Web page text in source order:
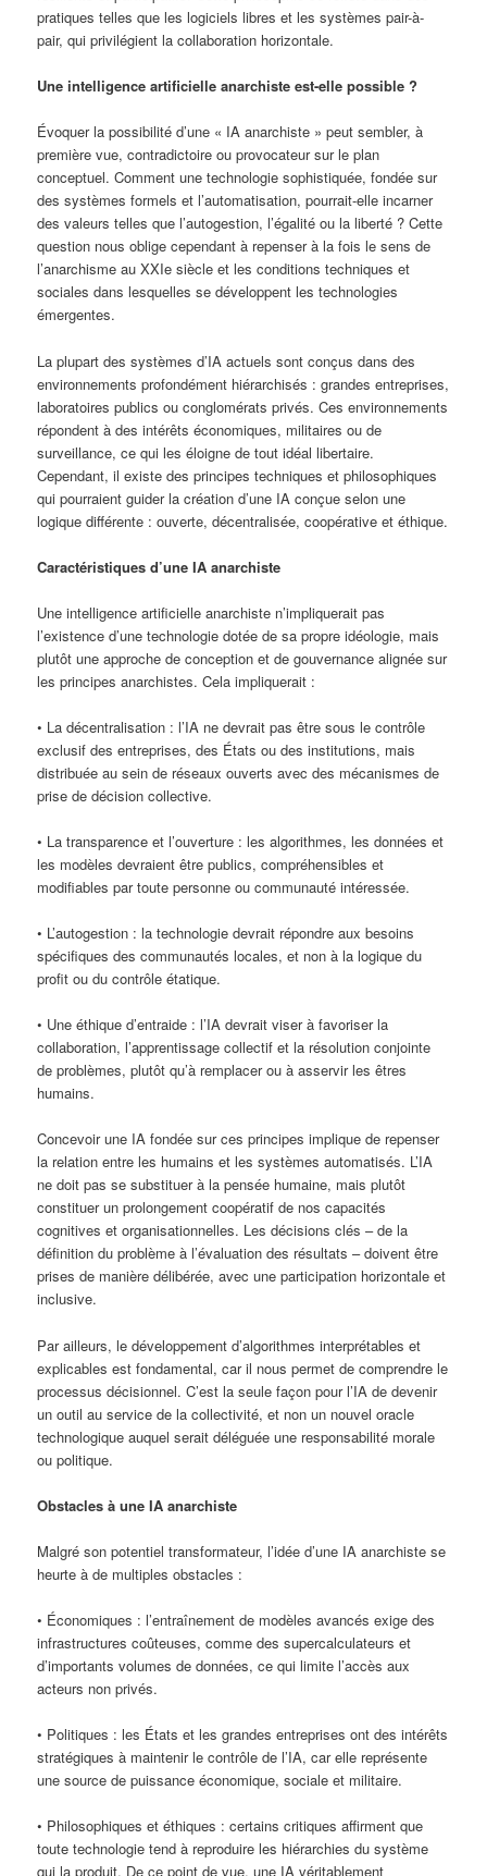
pratiques telles que les logiciels libres et les systèmes pair-à-
pair, qui privilégient la collaboration horizontale.
Une intelligence artificielle anarchiste est-elle possible ?
Évoquer la possibilité d’une « IA anarchiste » peut sembler, à
première vue, contradictoire ou provocateur sur le plan
conceptuel. Comment une technologie sophistiquée, fondée sur
des systèmes formels et l’automatisation, pourrait-elle incarner
des valeurs telles que l’autogestion, l’égalité ou la liberté ? Cette
question nous oblige cependant à repenser à la fois le sens de
l’anarchisme au XXIe siècle et les conditions techniques et
sociales dans lesquelles se développent les technologies
émergentes.
La plupart des systèmes d’IA actuels sont conçus dans des
environnements profondément hiérarchisés : grandes entreprises,
laboratoires publics ou conglomérats privés. Ces environnements
répondent à des intérêts économiques, militaires ou de
surveillance, ce qui les éloigne de tout idéal libertaire.
Cependant, il existe des principes techniques et philosophiques
qui pourraient guider la création d’une IA conçue selon une
logique différente : ouverte, décentralisée, coopérative et éthique.
Caractéristiques d’une IA anarchiste
Une intelligence artificielle anarchiste n’impliquerait pas
l’existence d’une technologie dotée de sa propre idéologie, mais
plutôt une approche de conception et de gouvernance alignée sur
les principes anarchistes. Cela impliquerait :
• La décentralisation : l’IA ne devrait pas être sous le contrôle
exclusif des entreprises, des États ou des institutions, mais
distribuée au sein de réseaux ouverts avec des mécanismes de
prise de décision collective.
• La transparence et l’ouverture : les algorithmes, les données et
les modèles devraient être publics, compréhensibles et
modifiables par toute personne ou communauté intéressée.
• L’autogestion : la technologie devrait répondre aux besoins
spécifiques des communautés locales, et non à la logique du
profit ou du contrôle étatique.
• Une éthique d’entraide : l’IA devrait viser à favoriser la
collaboration, l’apprentissage collectif et la résolution conjointe
de problèmes, plutôt qu’à remplacer ou à asservir les êtres
humains.
Concevoir une IA fondée sur ces principes implique de repenser
la relation entre les humains et les systèmes automatisés. L’IA
ne doit pas se substituer à la pensée humaine, mais plutôt
constituer un prolongement coopératif de nos capacités
cognitives et organisationnelles. Les décisions clés – de la
définition du problème à l’évaluation des résultats – doivent être
prises de manière délibérée, avec une participation horizontale et
inclusive.
Par ailleurs, le développement d’algorithmes interprétables et
explicables est fondamental, car il nous permet de comprendre le
processus décisionnel. C’est la seule façon pour l’IA de devenir
un outil au service de la collectivité, et non un nouvel oracle
technologique auquel serait déléguée une responsabilité morale
ou politique.
Obstacles à une IA anarchiste
Malgré son potentiel transformateur, l’idée d’une IA anarchiste se
heurte à de multiples obstacles :
• Économiques : l’entraînement de modèles avancés exige des
infrastructures coûteuses, comme des supercalculateurs et
d’importants volumes de données, ce qui limite l’accès aux
acteurs non privés.
• Politiques : les États et les grandes entreprises ont des intérêts
stratégiques à maintenir le contrôle de l’IA, car elle représente
une source de puissance économique, sociale et militaire.
• Philosophiques et éthiques : certains critiques affirment que
toute technologie tend à reproduire les hiérarchies du système
qui la produit. De ce point de vue, une IA véritablement